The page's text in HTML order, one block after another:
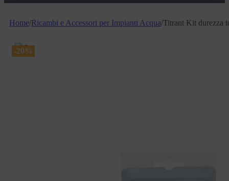
Home/Ricambi e Accessori per Impianti Acqua/Titrant Kit durezza
-20%